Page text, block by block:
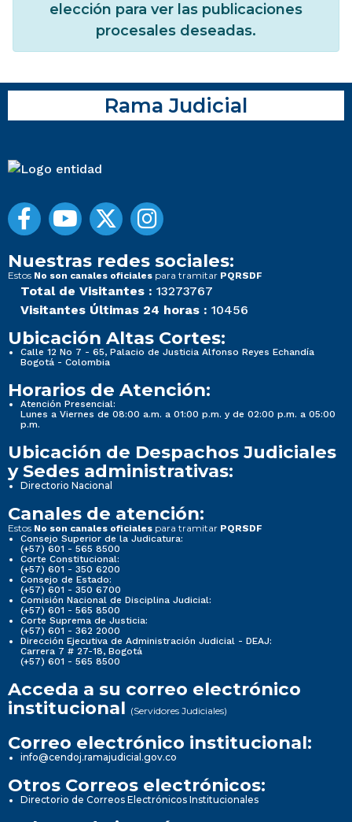
elección para ver las publicaciones
procesales deseadas.
Rama Judicial
Nuestras redes sociales:
Estos No son canales oficiales para tramitar PQRSDF
Total de Visitantes : 13273767
Visitantes Últimas 24 horas : 10456
Ubicación Altas Cortes:
Calle 12 No 7 - 65, Palacio de Justicia Alfonso Reyes Echandía
Bogotá - Colombia
Horarios de Atención:
Atención Presencial:
Lunes a Viernes de 08:00 a.m. a 01:00 p.m. y de 02:00 p.m. a 05:00
p.m.
Ubicación de Despachos Judiciales
y Sedes administrativas:
Directorio Nacional
Canales de atención:
Estos No son canales oficiales para tramitar PQRSDF
Consejo Superior de la Judicatura:
(+57) 601 - 565 8500
Corte Constitucional:
(+57) 601 - 350 6200
Consejo de Estado:
(+57) 601 - 350 6700
Comisión Nacional de Disciplina Judicial:
(+57) 601 - 565 8500
Corte Suprema de Justicia:
(+57) 601 - 362 2000
Dirección Ejecutiva de Administración Judicial - DEAJ:
Carrera 7 # 27-18, Bogotá
(+57) 601 - 565 8500
Acceda a su correo electrónico
institucional (Servidores Judiciales)
Correo electrónico institucional:
info@cendoj.ramajudicial.gov.co
Otros Correos electrónicos:
Directorio de Correos Electrónicos Institucionales